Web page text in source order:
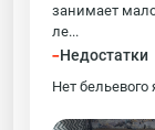
занимает
ле...
-Недостатки
Нет